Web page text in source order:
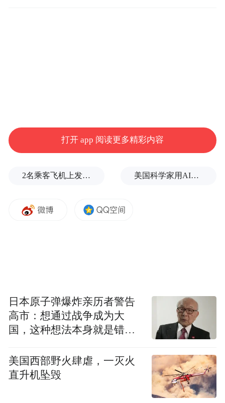
林肯中心、巴比肯艺术中心时，语言的壁垒
便自然消解——不需要翻译，不同文化背景
的听众同样能被那种纯粹的声音能量击中。
她采风过的黔东南苗寨、唱进歌里的泉州南
音馆阁，在作品传播后普遍迎来文旅搜索量
的攀升。歌迷循着她的声音去旅行，目的地
打开 app 阅读更多精彩内容
2名乘客飞机上发生肢体冲突，龙江航空回应 美国科学家用AI制造出16种全新病毒，网民炸了…
日本原子弹爆炸亲历者警告
高市：想通过战争成为大
国，这种想法本身就是错误
美国西部野火肆虐，一灭火
直升机坠毁